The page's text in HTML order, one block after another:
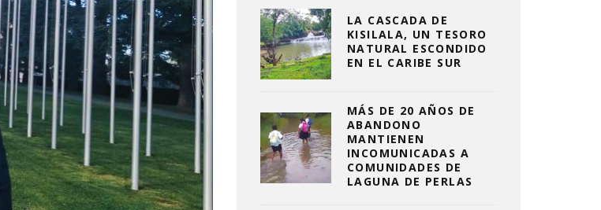
LA CASCADA DE
KISILALA, UN TESORO
NATURAL ESCONDIDO
EN EL CARIBE SUR
MÁS DE 20 AÑOS DE
ABANDONO
MANTIENEN
INCOMUNICADAS A
COMUNIDADES DE
LAGUNA DE PERLAS